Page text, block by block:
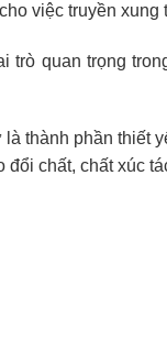
việc truyền xung
trò quan trọng
thành phần thiết
đổi chất, chất xúc